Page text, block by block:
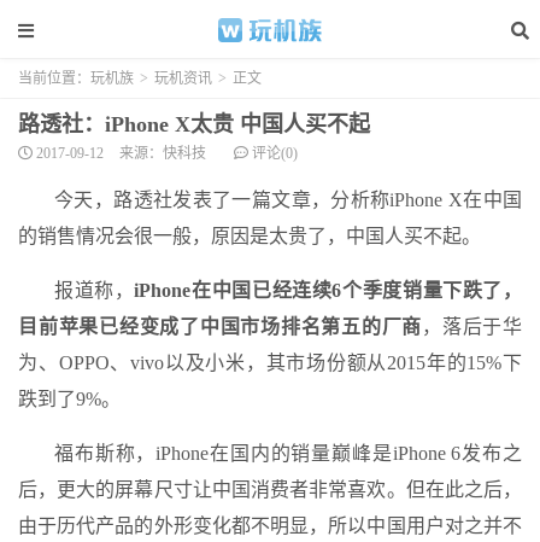
当前位置： 玩机族 > 玩机资讯 > 正文
路透社：iPhone X太贵 中国人买不起
2017-09-12 来源：快科技 评论(0)
今天，路透社发表了一篇文章，分析称iPhone X在中国
的销售情况会很一般，原因是太贵了，中国人买不起。
报道称，iPhone在中国已经连续6个季度销量下跌了，
目前苹果已经变成了中国市场排名第五的厂商，落后于华
为、OPPO、vivo以及小米，其市场份额从2015年的15%下
跌到了9%。
福布斯称，iPhone在国内的销量巅峰是iPhone 6发布之
后，更大的屏幕尺寸让中国消费者非常喜欢。但在此之后，
由于历代产品的外形变化都不明显，所以中国用户对之并不